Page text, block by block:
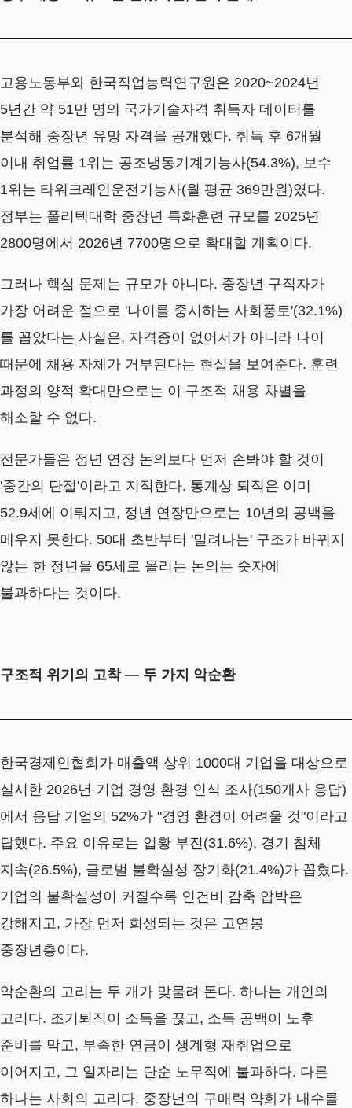
고용노동부와 한국직업능력연구원은 2020~2024년
5년간 약 51만 명의 국가기술자격 취득자 데이터를
분석해 중장년 유망 자격을 공개했다. 취득 후 6개월
이내 취업률 1위는 공조냉동기계기능사(54.3%), 보수
1위는 타워크레인운전기능사(월 평균 369만원)였다.
정부는 폴리텍대학 중장년 특화훈련 규모를 2025년
2800명에서 2026년 7700명으로 확대할 계획이다.
그러나 핵심 문제는 규모가 아니다. 중장년 구직자가
가장 어려운 점으로 '나이를 중시하는 사회풍토'(32.1%)
를 꼽았다는 사실은, 자격증이 없어서가 아니라 나이
때문에 채용 자체가 거부된다는 현실을 보여준다. 훈련
과정의 양적 확대만으로는 이 구조적 채용 차별을
해소할 수 없다.
전문가들은 정년 연장 논의보다 먼저 손봐야 할 것이
'중간의 단절'이라고 지적한다. 통계상 퇴직은 이미
52.9세에 이뤄지고, 정년 연장만으로는 10년의 공백을
메우지 못한다. 50대 초반부터 '밀려나는' 구조가 바뀌지
않는 한 정년을 65세로 올리는 논의는 숫자에
불과하다는 것이다.
구조적 위기의 고착 — 두 가지 악순환
한국경제인협회가 매출액 상위 1000대 기업을 대상으로
실시한 2026년 기업 경영 환경 인식 조사(150개사 응답)
에서 응답 기업의 52%가 "경영 환경이 어려울 것"이라고
답했다. 주요 이유로는 업황 부진(31.6%), 경기 침체
지속(26.5%), 글로벌 불확실성 장기화(21.4%)가 꼽혔다.
기업의 불확실성이 커질수록 인건비 감축 압박은
강해지고, 가장 먼저 희생되는 것은 고연봉
중장년층이다.
악순환의 고리는 두 개가 맞물려 돈다. 하나는 개인의
고리다. 조기퇴직이 소득을 끊고, 소득 공백이 노후
준비를 막고, 부족한 연금이 생계형 재취업으로
이어지고, 그 일자리는 단순 노무직에 불과하다. 다른
하나는 사회의 고리다. 중장년의 구매력 약화가 내수를